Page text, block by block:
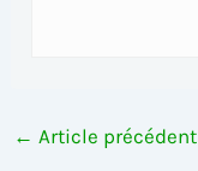
← Article précédent